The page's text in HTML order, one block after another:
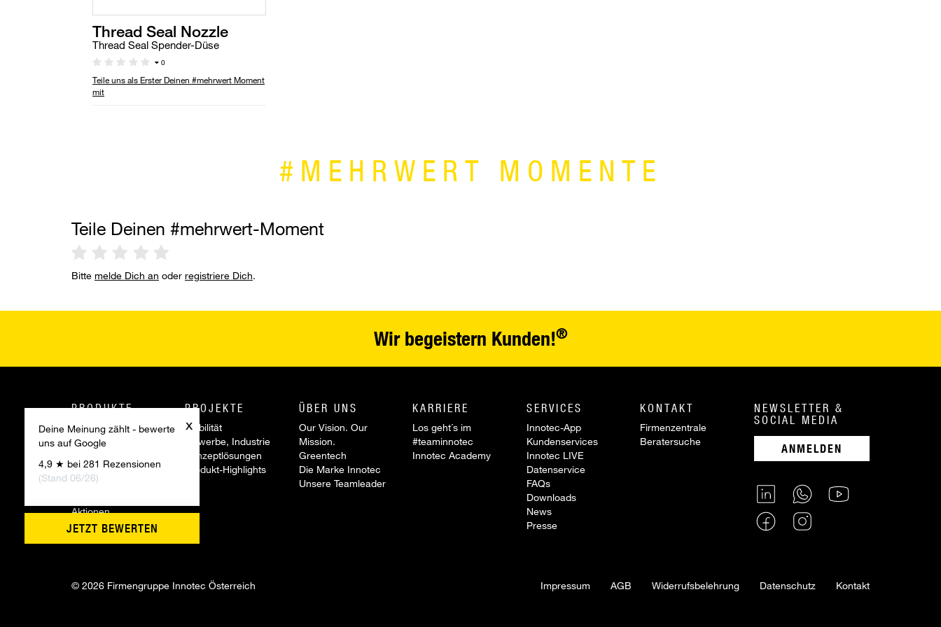
x
Deine Meinung zählt - bewerte
uns auf Google
4,9 ★ bei 281 Rezensionen
(Stand 06/26)
JETZT BEWERTEN
Thread Seal Nozzle
Thread Seal Spender-Düse
0
Teile uns als Erster Deinen #mehrwert Moment
mit
#MEHRWERT MOMENTE
Teile Deinen #mehrwert-Moment
Bitte melde Dich an oder registriere Dich.
Wir begeistern Kunden!®
PRODUKTE
Innotec Produkte
Project System
Werkzeuge &
Zubehör
Aktionen
Innovationen
PROJEKTE
Mobilität
Gewerbe, Industrie
Konzeptlösungen
Produkt-Highlights
ÜBER UNS
Our Vision. Our
Mission.
Greentech
Die Marke Innotec
Unsere Teamleader
KARRIERE
Los geht´s im
#teaminnotec
Innotec Academy
SERVICES
Innotec-App
Kundenservices
Innotec LIVE
Datenservice
FAQs
Downloads
News
Presse
KONTAKT
Firmenzentrale
Beratersuche
NEWSLETTER &
SOCIAL MEDIA
ANMELDEN
© 2026 Firmengruppe Innotec Österreich Impressum AGB Widerrufsbelehrung Datenschutz Kontakt